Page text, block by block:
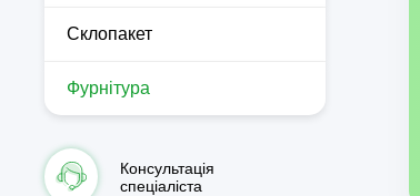
Склопакет
Фурнітура
Консультація
спеціаліста